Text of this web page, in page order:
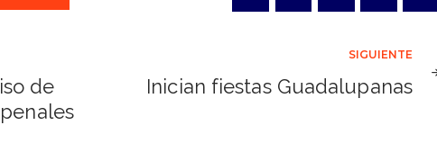
de
SIGUIENTE
Inician fiestas Guadalupanas